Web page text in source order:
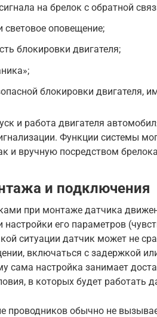
на брелок с обратной
световое оповещение;
блокировки двигателя;
блокировки двигателя,
и работа двигателя
Функции системы
и вручную посредством
и подключения
при монтаже датчика
настройки его параметров
ситуации датчик может не
включаться с задержкой
сама настройка занимает
в которых будет работать
проводников обычно не